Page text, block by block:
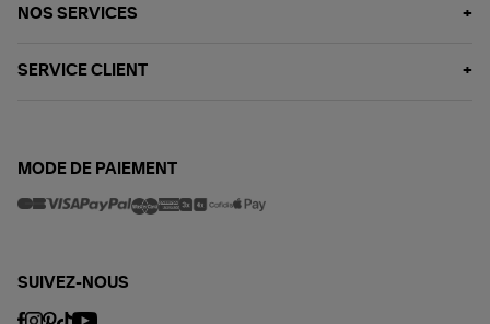
NOS SERVICES
SERVICE CLIENT
MODE DE PAIEMENT
SUIVEZ-NOUS